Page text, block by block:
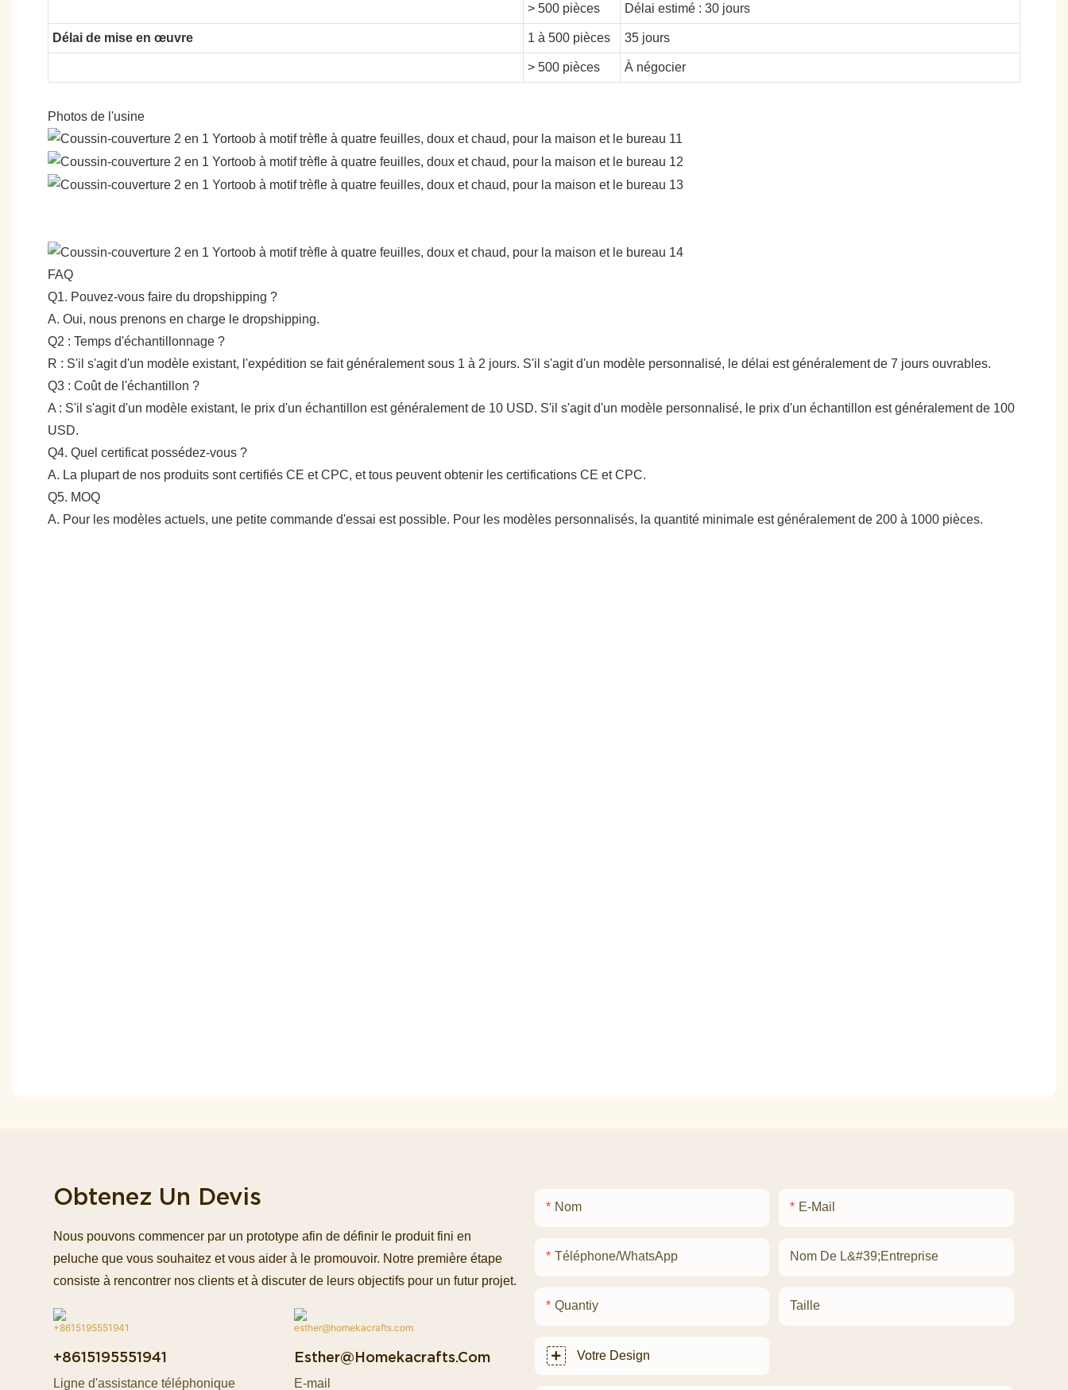
> 500 pièces Délai estimé : 30 jours
Délai de mise en œuvre 1 à 500 pièces 35 jours
> 500 pièces À négocier
Photos de l'usine
FAQ
Q1. Pouvez-vous faire du dropshipping ?
A. Oui, nous prenons en charge le dropshipping.
Q2 : Temps d'échantillonnage ?
R : S'il s'agit d'un modèle existant, l'expédition se fait généralement sous 1 à 2 jours. S'il s'agit d'un modèle personnalisé, le délai est généralement de 7 jours ouvrables.
Q3 : Coût de l'échantillon ?
A : S'il s'agit d'un modèle existant, le prix d'un échantillon est généralement de 10 USD. S'il s'agit d'un modèle personnalisé, le prix d'un échantillon est généralement de 100
USD.
Q4. Quel certificat possédez-vous ?
A. La plupart de nos produits sont certifiés CE et CPC, et tous peuvent obtenir les certifications CE et CPC.
Q5. MOQ
A. Pour les modèles actuels, une petite commande d'essai est possible. Pour les modèles personnalisés, la quantité minimale est généralement de 200 à 1000 pièces.
Obtenez Un Devis
Nous pouvons commencer par un prototype afin de définir le produit fini en
peluche que vous souhaitez et vous aider à le promouvoir. Notre première étape
consiste à rencontrer nos clients et à discuter de leurs objectifs pour un futur projet.
+8615195551941
Ligne d'assistance téléphonique
Esther@homekacrafts.com
E-mail
Nom E-Mail
Téléphone/WhatsApp Nom De L&#39;entreprise
Quantiy Taille
Votre Design